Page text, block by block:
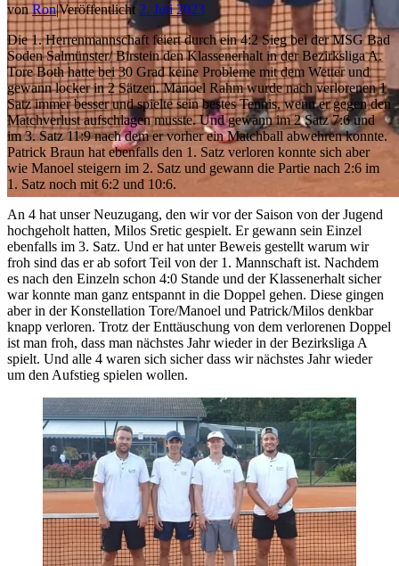
vonRon|Veröffentlicht 2. Juli 2023
Die 1. Herrenmannschaft feiert durch ein 4:2 Sieg bei der MSG Bad
Soden Salmünster/ Birstein den Klassenerhalt in der Bezirksliga A.
Tore Both hatte bei 30 Grad keine Probleme mit dem Wetter und
gewann locker in 2 Sätzen. Manoel Rahm wurde nach verlorenen 1
Satz immer besser und spielte sein bestes Tennis, wenn er gegen den
Matchverlust aufschlagen musste. Und gewann im 2 Satz 7:6 und
im 3. Satz 11:9 nach dem er vorher ein Matchball abwehren konnte.
Patrick Braun hat ebenfalls den 1. Satz verloren konnte sich aber
wie Manoel steigern im 2. Satz und gewann die Partie nach 2:6 im
1. Satz noch mit 6:2 und 10:6.
An 4 hat unser Neuzugang, den wir vor der Saison von der Jugend
hochgeholt hatten, Milos Sretic gespielt. Er gewann sein Einzel
ebenfalls im 3. Satz. Und er hat unter Beweis gestellt warum wir
froh sind das er ab sofort Teil von der 1. Mannschaft ist. Nachdem
es nach den Einzeln schon 4:0 Stande und der Klassenerhalt sicher
war konnte man ganz entspannt in die Doppel gehen. Diese gingen
aber in der Konstellation Tore/Manoel und Patrick/Milos denkbar
knapp verloren. Trotz der Enttäuschung von dem verlorenen Doppel
ist man froh, dass man nächstes Jahr wieder in der Bezirksliga A
spielt. Und alle 4 waren sich sicher dass wir nächstes Jahr wieder
um den Aufstieg spielen wollen.